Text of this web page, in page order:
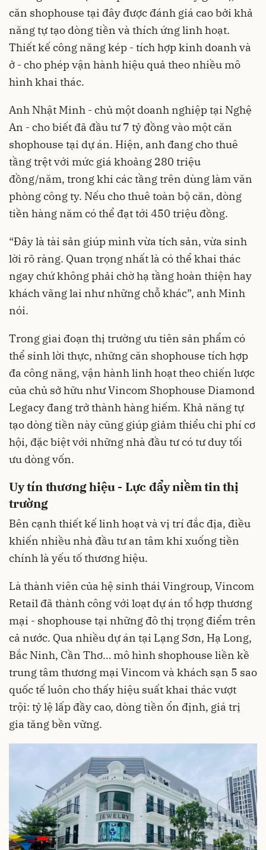
căn shophouse tại đây được đánh giá cao bởi khả
năng tự tạo dòng tiền và thích ứng linh hoạt.
Thiết kế công năng kép - tích hợp kinh doanh và
ở - cho phép vận hành hiệu quả theo nhiều mô
hình khai thác.
Anh Nhật Minh - chủ một doanh nghiệp tại Nghệ
An - cho biết đã đầu tư 7 tỷ đồng vào một căn
shophouse tại dự án. Hiện, anh đang cho thuê
tầng trệt với mức giá khoảng 280 triệu
đồng/năm, trong khi các tầng trên dùng làm văn
phòng công ty. Nếu cho thuê toàn bộ căn, dòng
tiền hàng năm có thể đạt tới 450 triệu đồng.
“Đây là tài sản giúp mình vừa tích sản, vừa sinh
lời rõ ràng. Quan trọng nhất là có thể khai thác
ngay chứ không phải chờ hạ tầng hoàn thiện hay
khách vãng lai như những chỗ khác”, anh Minh
nói.
Trong giai đoạn thị trường ưu tiên sản phẩm có
thể sinh lời thực, những căn shophouse tích hợp
đa công năng, vận hành linh hoạt theo chiến lược
của chủ sở hữu như Vincom Shophouse Diamond
Legacy đang trở thành hàng hiếm. Khả năng tự
tạo dòng tiền này cũng giúp giảm thiểu chi phí cơ
hội, đặc biệt với những nhà đầu tư có tư duy tối
ưu dòng vốn.
Uy tín thương hiệu - Lực đẩy niềm tin thị
trường
Bên cạnh thiết kế linh hoạt và vị trí đắc địa, điều
khiến nhiều nhà đầu tư an tâm khi xuống tiền
chính là yếu tố thương hiệu.
Là thành viên của hệ sinh thái Vingroup, Vincom
Retail đã thành công với loạt dự án tổ hợp thương
mại - shophouse tại những đô thị trọng điểm trên
cả nước. Qua nhiều dự án tại Lạng Sơn, Hạ Long,
Bắc Ninh, Cần Thơ… mô hình shophouse liền kề
trung tâm thương mại Vincom và khách sạn 5 sao
quốc tế luôn cho thấy hiệu suất khai thác vượt
trội: tỷ lệ lấp đầy cao, dòng tiền ổn định, giá trị
gia tăng bền vững.